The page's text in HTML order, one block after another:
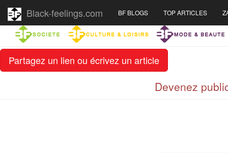
Partagez un lien ou écrivez un article
Black-feelings.com BF BLOGS TOP ARTICLES
Devenez